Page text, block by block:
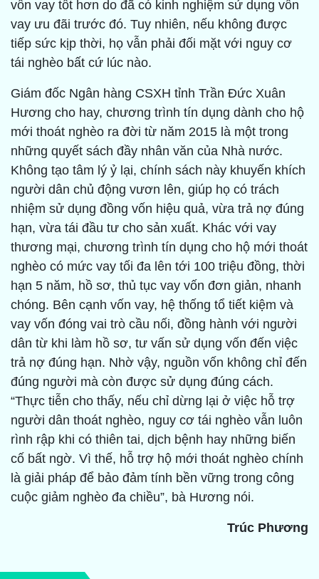
vốn vay tốt hơn do đã có kinh nghiệm sử dụng vốn
vay ưu đãi trước đó. Tuy nhiên, nếu không được
tiếp sức kịp thời, họ vẫn phải đối mặt với nguy cơ
tái nghèo bất cứ lúc nào.
Giám đốc Ngân hàng CSXH tỉnh Trần Đức Xuân
Hương cho hay, chương trình tín dụng dành cho hộ
mới thoát nghèo ra đời từ năm 2015 là một trong
những quyết sách đầy nhân văn của Nhà nước.
Không tạo tâm lý ỷ lại, chính sách này khuyến khích
người dân chủ động vươn lên, giúp họ có trách
nhiệm sử dụng đồng vốn hiệu quả, vừa trả nợ đúng
hạn, vừa tái đầu tư cho sản xuất. Khác với vay
thương mại, chương trình tín dụng cho hộ mới thoát
nghèo có mức vay tối đa lên tới 100 triệu đồng, thời
hạn 5 năm, hồ sơ, thủ tục vay vốn đơn giản, nhanh
chóng. Bên cạnh vốn vay, hệ thống tổ tiết kiệm và
vay vốn đóng vai trò cầu nối, đồng hành với người
dân từ khi làm hồ sơ, tư vấn sử dụng vốn đến việc
trả nợ đúng hạn. Nhờ vậy, nguồn vốn không chỉ đến
đúng người mà còn được sử dụng đúng cách.
“Thực tiễn cho thấy, nếu chỉ dừng lại ở việc hỗ trợ
người dân thoát nghèo, nguy cơ tái nghèo vẫn luôn
rình rập khi có thiên tai, dịch bệnh hay những biến
cố bất ngờ. Vì thế, hỗ trợ hộ mới thoát nghèo chính
là giải pháp để bảo đảm tính bền vững trong công
cuộc giảm nghèo đa chiều”, bà Hương nói.
Trúc Phương